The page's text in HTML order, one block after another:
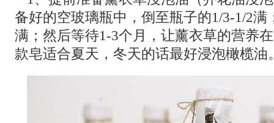
备好的空玻璃瓶中，倒至瓶子的1/3-1/2满
满；然后等待1-3个月，让薰衣草的营养
款皂适合夏天，冬天的话最好浸泡橄榄油